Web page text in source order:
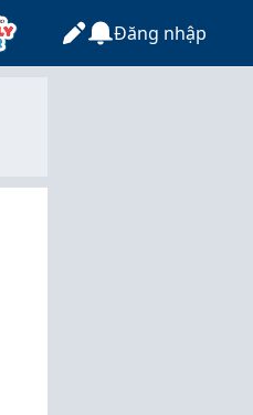
Đăng nhập